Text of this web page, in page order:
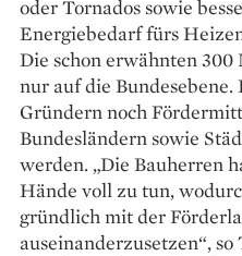
oder Tornados sowie
Energiebedarf fürs
Die schon erwähnten
nur auf die
Gründern noch
Bundesländern sowie
werden. „Die Bau­herren
Hände voll zu tun,
gründlich mit der
auseinanderzusetzen“,